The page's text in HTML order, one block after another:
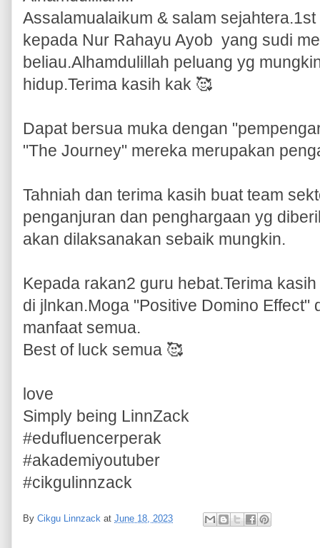
Assalamualaikum & salam
kepada Nur Rahayu Ayob yang sudi
beliau.Alhamdulillah peluang yg
hidup.Terima kasih kak 🥰
Dapat bersua muka dengan
"The Journey" mereka merupakan
Tahniah dan terima kasih buat team
penganjuran dan penghargaan yg
akan dilaksanakan sebaik mungkin.
Kepada rakan2 guru hebat.Terima
di jlnkan.Moga "Positive Domino Effect"
manfaat semua.
Best of luck semua 🥰
love
Simply being LinnZack
#edufluencerperak
#akademiyoutuber
#cikgulinnzack
By Cikgu Linnzack at June 18, 2023